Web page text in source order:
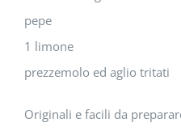
pepe
1 limone
prezzemolo ed aglio tritati
Originali e facili da